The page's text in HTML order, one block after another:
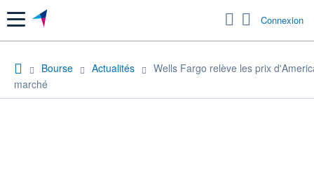
Menu Connexion
Bourse Actualités
Wells Fargo relève les prix
marché